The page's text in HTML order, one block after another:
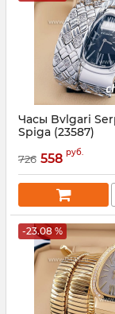
Часы Bvlgari
Spiga (23587)
23587
726 558 руб.
-23.08 %